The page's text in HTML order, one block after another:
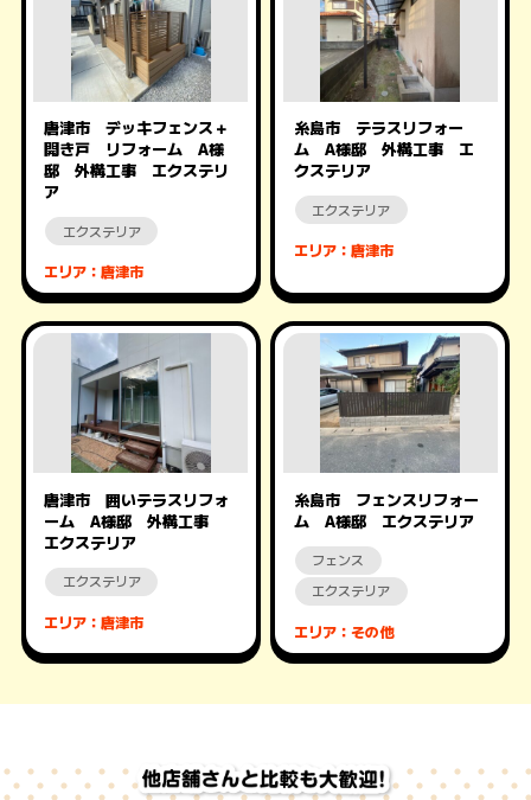
唐津市 デッキフェンス＋
開き戸 リフォーム A様
邸 外構工事 エクステリ
ア
エクステリア
エリア：唐津市
糸島市 テラスリフォー
ム A様邸 外構工事 エ
クステリア
エクステリア
エリア：唐津市
唐津市 囲いテラスリフォ
ーム A様邸 外構工事
エクステリア
エクステリア
エリア：唐津市
糸島市 フェンスリフォー
ム A様邸 エクステリア
フェンス
エクステリア
エリア：その他